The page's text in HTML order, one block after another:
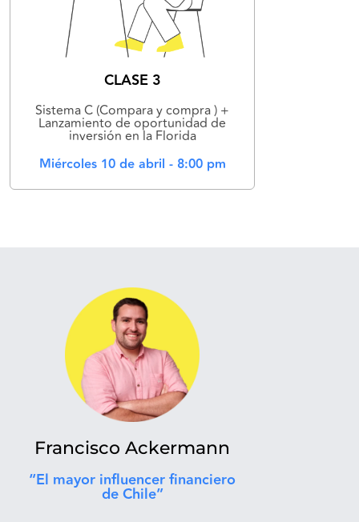
CLASE 3
Sistema C (Compara y compra ) +
Lanzamiento de oportunidad de
inversión en la Florida
Miércoles 10 de abril - 8:00 pm
Francisco Ackermann
“El mayor influencer financiero
de Chile”